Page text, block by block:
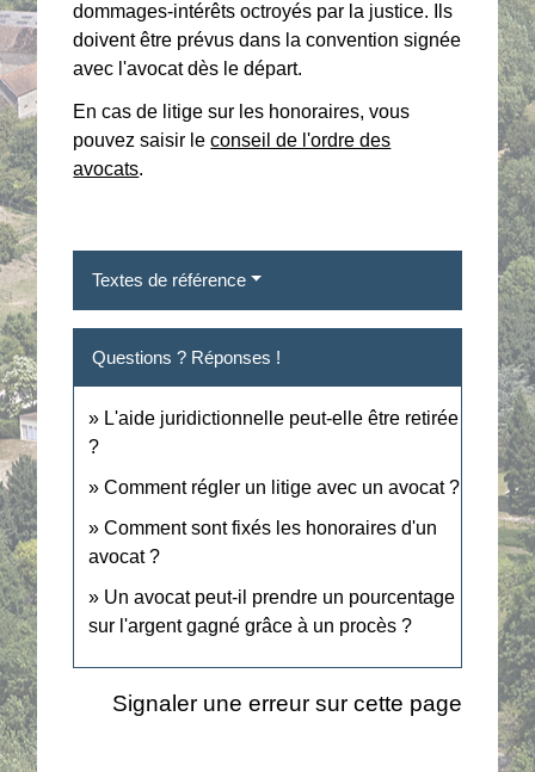
dommages-intérêts octroyés par la justice. Ils
doivent être prévus dans la convention signée
avec l'avocat dès le départ.
En cas de litige sur les honoraires, vous
pouvez saisir leconseil de l'ordre des
avocats.
Textes de référence
Questions ? Réponses !
L'aide juridictionnelle peut-elle être retirée
?
Comment régler un litige avec un avocat ?
Comment sont fixés les honoraires d'un
avocat ?
Un avocat peut-il prendre un pourcentage
sur l'argent gagné grâce à un procès ?
Signaler une erreur sur cette page